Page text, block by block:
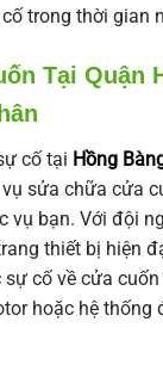
trong thời gian
Tại Quận
cố tại Hồng
sửa chữa cửa
vụ bạn. Với đội
thiết bị hiện
sự cố về cửa
hoặc hệ thống